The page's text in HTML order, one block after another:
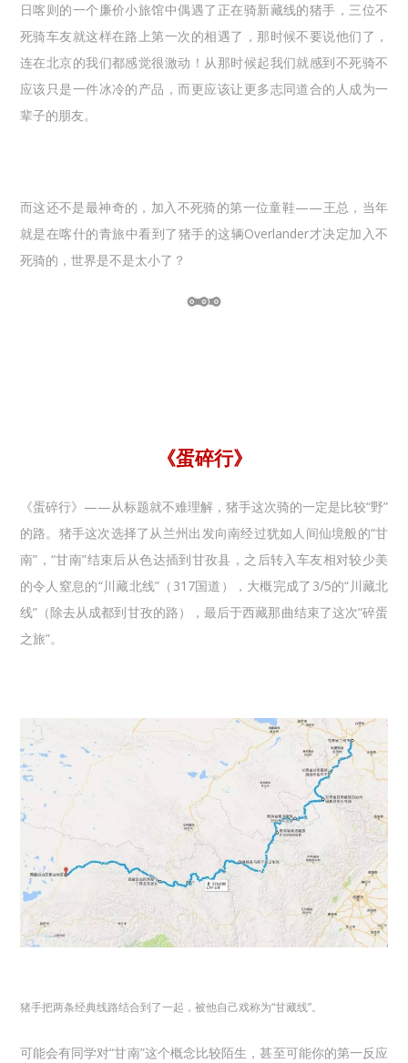
日喀则的一个廉价小旅馆中偶遇了正在骑新藏线的猪手，三位不
死骑车友就这样在路上第一次的相遇了，那时候不要说他们了，
连在北京的我们都感觉很激动！从那时候起我们就感到不死骑不
应该只是一件冰冷的产品，而更应该让更多志同道合的人成为一
辈子的朋友。
而这还不是最神奇的，加入不死骑的第一位童鞋——王总，当年
就是在喀什的青旅中看到了猪手的这辆Overlander才决定加入不
死骑的，世界是不是太小了？
《蛋碎行》
《蛋碎行》——从标题就不难理解，猪手这次骑的一定是比较“野”
的路。猪手这次选择了从兰州出发向南经过犹如人间仙境般的“甘
南”，“甘南”结束后从色达插到甘孜县，之后转入车友相对较少美
的令人窒息的“川藏北线”（317国道），大概完成了3/5的“川藏北
线”（除去从成都到甘孜的路），最后于西藏那曲结束了这次“碎蛋
之旅”。
猪手把两条经典线路结合到了一起，被他自己戏称为“甘藏线”。
可能会有同学对“甘南”这个概念比较陌生，甚至可能你的第一反应